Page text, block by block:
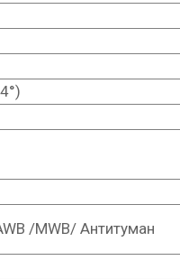
/MWB/ Антитуман